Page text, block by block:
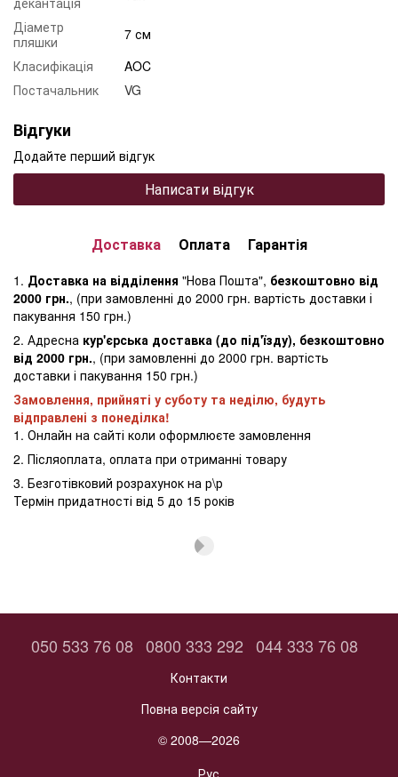
Діаметр
пляшки
7 см
Класифікація
AOC
Постачальник
VG
Відгуки
Додайте перший відгук
Написати відгук
Доставка Оплата Гарантія
1. Доставка на відділення "Нова Пошта", безкоштовно від
2000 грн., (при замовленні до 2000 грн. вартість доставки і
пакування 150 грн.)
2. Адресна кур'єрська доставка (до під'їзду), безкоштовно
від 2000 грн., (при замовленні до 2000 грн. вартість
доставки і пакування 150 грн.)
Замовлення, прийняті у суботу та неділю, будуть
відправлені з понеділка!
1. Онлайн на сайті коли оформлюєте замовлення
2. Післяоплата, оплата при отриманні товару
3. Безготівковий розрахунок на р\р
Термін придатності від 5 до 15 років
050 533 76 08 0800 333 292 044 333 76 08
Контакти
Повна версія сайту
© 2008—2026
Рус